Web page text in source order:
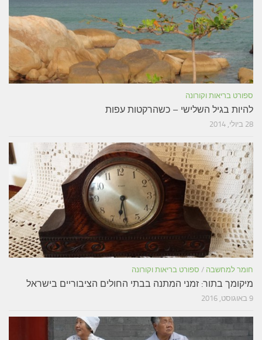
ספורט בריאות וקורונה
להיות בגיל השלישי – כשהרקטות עפות
28 ביולי, 2014
חומר למחשבה / ספורט בריאות וקורונה
מיקומך בתור: זמני המתנה בבתי החולים הציבוריים בישראל
9 באוגוסט, 2016